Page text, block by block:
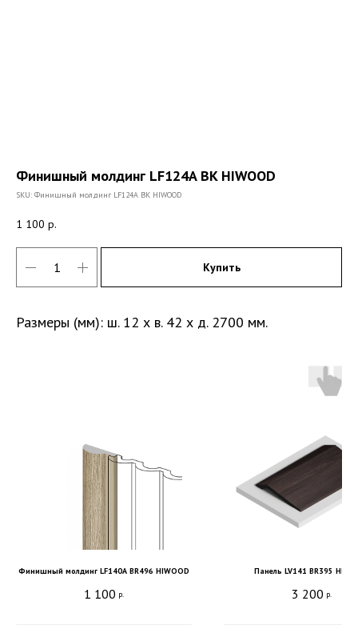
Финишный молдинг LF124A BK HIWOOD
SKU: Финишный молдинг LF124A BK HIWOOD
1 100 р.
Купить
Размеры (мм): ш. 12 х в. 42 х д. 2700 мм.
Финишный молдинг LF140A BR496 HIWOOD
1 100 р.
Панель LV141 BR395
3 200 р.
Красногвардейская пл., 3, пом. Е4-120,